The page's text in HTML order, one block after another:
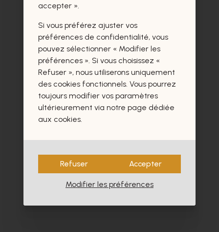
certainement aussi.
- 40%
accepter ».
Si vous préférez ajuster vos
préférences de confidentialité, vous
pouvez sélectionner « Modifier les
préférences ». Si vous choisissez «
Refuser », nous utiliserons uniquement
des cookies fonctionnels. Vous pourrez
toujours modifier vos paramètres
ultérieurement via notre page dédiée
aux cookies.
Refuser Accepter
Modifier les préférences